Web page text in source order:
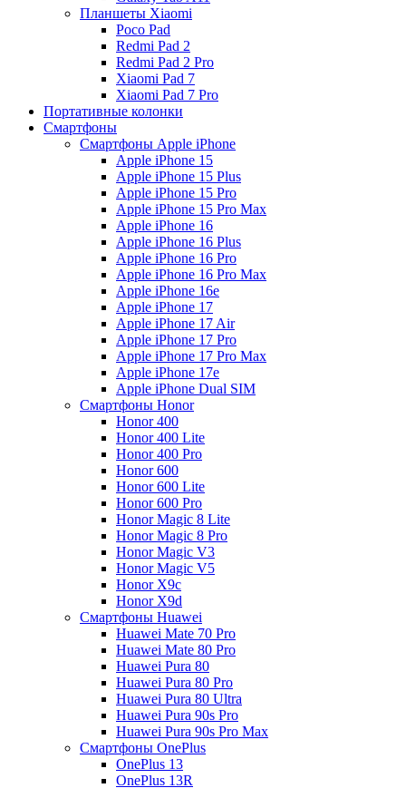
Планшеты Xiaomi
Poco Pad
Redmi Pad 2
Redmi Pad 2 Pro
Xiaomi Pad 7
Xiaomi Pad 7 Pro
Портативные колонки
Смартфоны
Смартфоны Apple iPhone
Apple iPhone 15
Apple iPhone 15 Plus
Apple iPhone 15 Pro
Apple iPhone 15 Pro Max
Apple iPhone 16
Apple iPhone 16 Plus
Apple iPhone 16 Pro
Apple iPhone 16 Pro Max
Apple iPhone 16e
Apple iPhone 17
Apple iPhone 17 Air
Apple iPhone 17 Pro
Apple iPhone 17 Pro Max
Apple iPhone 17e
Apple iPhone Dual SIM
Смартфоны Honor
Honor 400
Honor 400 Lite
Honor 400 Pro
Honor 600
Honor 600 Lite
Honor 600 Pro
Honor Magic 8 Lite
Honor Magic 8 Pro
Honor Magic V3
Honor Magic V5
Honor X9c
Honor X9d
Смартфоны Huawei
Huawei Mate 70 Pro
Huawei Mate 80 Pro
Huawei Pura 80
Huawei Pura 80 Pro
Huawei Pura 80 Ultra
Huawei Pura 90s Pro
Huawei Pura 90s Pro Max
Смартфоны OnePlus
OnePlus 13
OnePlus 13R